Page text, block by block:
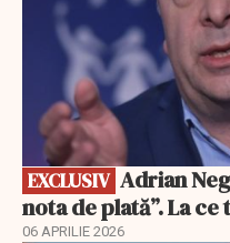
EXCLUSIV
nota de plată”. La
06 APRILIE 2026